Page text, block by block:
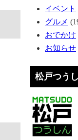
イベント
グルメ
おでかけ
お知らせ
松戸つう